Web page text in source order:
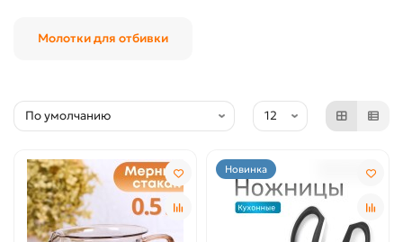
Молотки для отбивки
Новинка